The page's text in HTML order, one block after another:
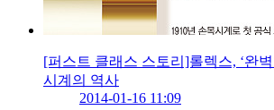
[퍼스트 클래스 스토리]롤렉스, ‘완
시계의 역사
2014-01-16 11:09